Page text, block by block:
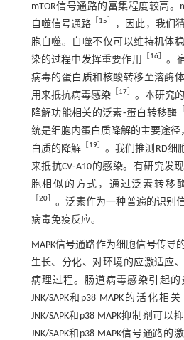
mTOR信号通路的富集程度较高。
自噬信号通路 ［15］
，因此，我们
胞自噬。自噬不仅可以维持机体
染的过程中发挥重要作用
［16］ 。
病毒的蛋白质和核酸转移至溶酶
用来抵抗病毒感染［17］ 。本研究
降解功能相关的泛素⁃蛋白转移酶 ［
统是细胞内蛋白质降解的主要途径
白质的降解 ［19］ 。我们推测RD细
来抵抗CV⁃A10的感染。有研究发
胞相似的方式，通过泛素转移
［20］ 。泛素作为一种普遍的识别
病毒免疫反应。
MAPK信号通路作为细胞信号传导
生长、分化、对环境的应激适应
病理过程。肠道病毒感染引起
JNK/SAPK和p38 MAPK的活化相关
JNK/SAPK和p38 MAPK抑制剂可以
JNK/SAPK和p38 MAPK信号通路的